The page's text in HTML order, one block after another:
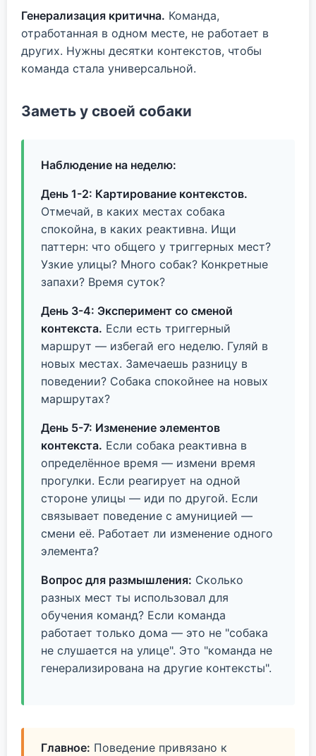
Генерализация критична. Команда,
отработанная в одном месте, не работает в
других. Нужны десятки контекстов, чтобы
команда стала универсальной.
Заметь у своей собаки
Наблюдение на неделю:
День 1-2: Картирование контекстов.
Отмечай, в каких местах собака
спокойна, в каких реактивна. Ищи
паттерн: что общего у триггерных мест?
Узкие улицы? Много собак? Конкретные
запахи? Время суток?
День 3-4: Эксперимент со сменой
контекста. Если есть триггерный
маршрут — избегай его неделю. Гуляй в
новых местах. Замечаешь разницу в
поведении? Собака спокойнее на новых
маршрутах?
День 5-7: Изменение элементов
контекста. Если собака реактивна в
определённое время — измени время
прогулки. Если реагирует на одной
стороне улицы — иди по другой. Если
связывает поведение с амуницией —
смени её. Работает ли изменение одного
элемента?
Вопрос для размышления: Сколько
разных мест ты использовал для
обучения команд? Если команда
работает только дома — это не "собака
не слушается на улице". Это "команда не
генерализирована на другие контексты".
Главное: Поведение привязано к